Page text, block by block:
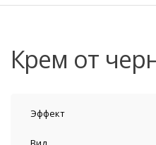
крем от
Эффект